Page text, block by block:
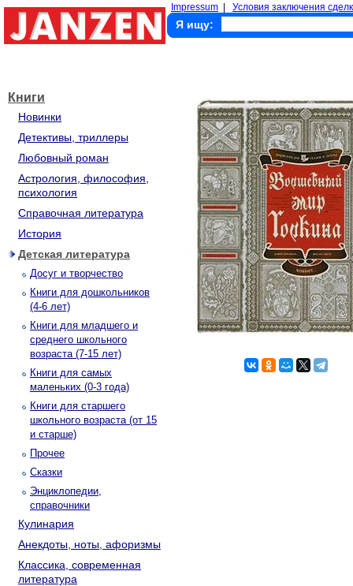
Impressum Условия заключения
Я ищу:
Книги
Новинки
Детективы, триллеры
Любовный роман
Астрология, философия,
психология
Справочная литература
История
Детская литература
Досуг и творчество
Книги для дошкольников
(4-6 лет)
Книги для младшего и
среднего школьного
возраста (7-15 лет)
Книги для самых
маленьких (0-3 года)
Книги для старшего
школьного возраста (от 15
и старше)
Прочее
Сказки
Энциклопедии,
справочники
Кулинария
Анекдоты, ноты, афоризмы
Классика, современная
литература